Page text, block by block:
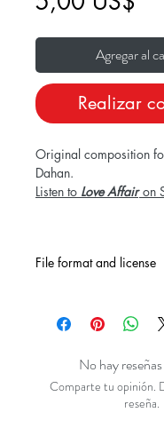
Agregar al
Realizar
Original composition
Dahan.
Listen to Love Affairon
File format and license
and private use only.
No hay
Comparte tu opinión.
reseña.